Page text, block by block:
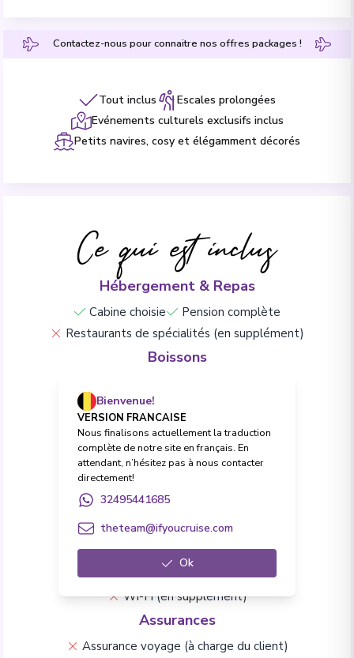
Contactez-nous pour connaitre nos offres packages !
Tout inclus
Escales prolongées
Evénements culturels exclusifs inclus
Petits navires, cosy et élégamment décorés
Ce qui est inclus
Hébergement & Repas
Cabine choisie
Pension complète
Restaurants de spécialités (en supplément)
Boissons
Toutes boissons (softs et alcool)
Excursions
Excursions à terre
Frais & Formalités
Pourboires et frais de service
Frais de visa (à charge du client)
Vie à bord & Divertissement
Conférences
Animations à bord
Wi-Fi (en supplément)
Assurances
Assurance voyage (à charge du client)
Bienvenue!
VERSION FRANCAISE
Nous finalisons actuellement la traduction
complète de notre site en français. En
attendant, n’hésitez pas à nous contacter
directement!
32495441685
theteam@ifyoucruise.com
Ok